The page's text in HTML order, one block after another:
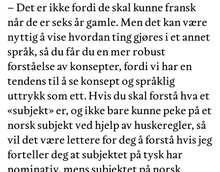
– Det er ikke fordi de skal kunne fransk
når de er seks år gamle. Men det kan være
nyttig å vise hvordan ting gjøres i et annet
språk, så du får du en mer robust
forståelse av konsepter, fordi vi har en
tendens til å se konsept og språklig
uttrykk som ett. Hvis du skal forstå hva et
«subjekt» er, og ikke bare kunne peke på et
norsk subjekt ved hjelp av huskeregler, så
vil det være lettere for deg å forstå hvis jeg
forteller deg at subjektet på tysk har